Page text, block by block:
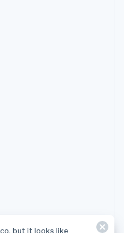
but it looks like